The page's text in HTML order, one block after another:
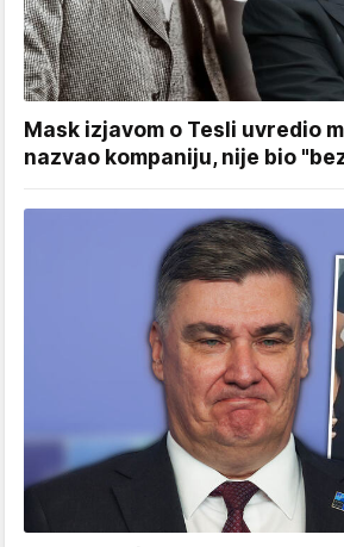
Mask izjavom o Tesli uvredio
nazvao kompaniju, nije bio